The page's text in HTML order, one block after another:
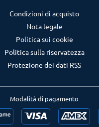
Modalità di pagamento
Condizioni di acquisto
Nota legale
Politica sui cookie
Politica sulla riservatezza
Protezione dei dati RSS